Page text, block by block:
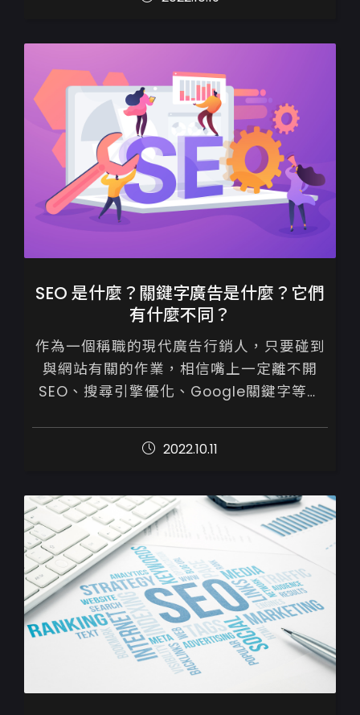
靠購買廣告才能做賣出商品，善用Go...
SEO 是什麼？關鍵字廣告是什麼？它們
有什麼不同？
作為一個稱職的現代廣告行銷人，只要碰到
與網站有關的作業，相信嘴上一定離不開
SEO、搜尋引擎優化、Google關鍵字等專
之間的差別、意思，你也應該非常清楚。
如...
2022.10.11